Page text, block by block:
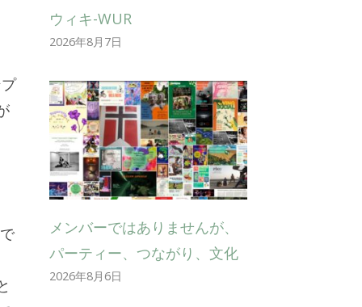
ウィキ-WUR
2026年8月7日
メンバーではありませんが、
パーティー、つながり、文化
2026年8月6日